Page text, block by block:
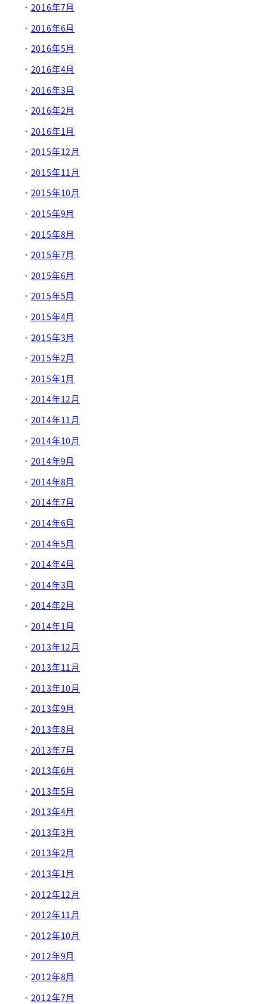
2016年7月
2016年6月
2016年5月
2016年4月
2016年3月
2016年2月
2016年1月
2015年12月
2015年11月
2015年10月
2015年9月
2015年8月
2015年7月
2015年6月
2015年5月
2015年4月
2015年3月
2015年2月
2015年1月
2014年12月
2014年11月
2014年10月
2014年9月
2014年8月
2014年7月
2014年6月
2014年5月
2014年4月
2014年3月
2014年2月
2014年1月
2013年12月
2013年11月
2013年10月
2013年9月
2013年8月
2013年7月
2013年6月
2013年5月
2013年4月
2013年3月
2013年2月
2013年1月
2012年12月
2012年11月
2012年10月
2012年9月
2012年8月
2012年7月